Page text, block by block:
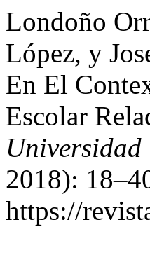
Londoño
López, y
En El
Escolar
2018):
https://